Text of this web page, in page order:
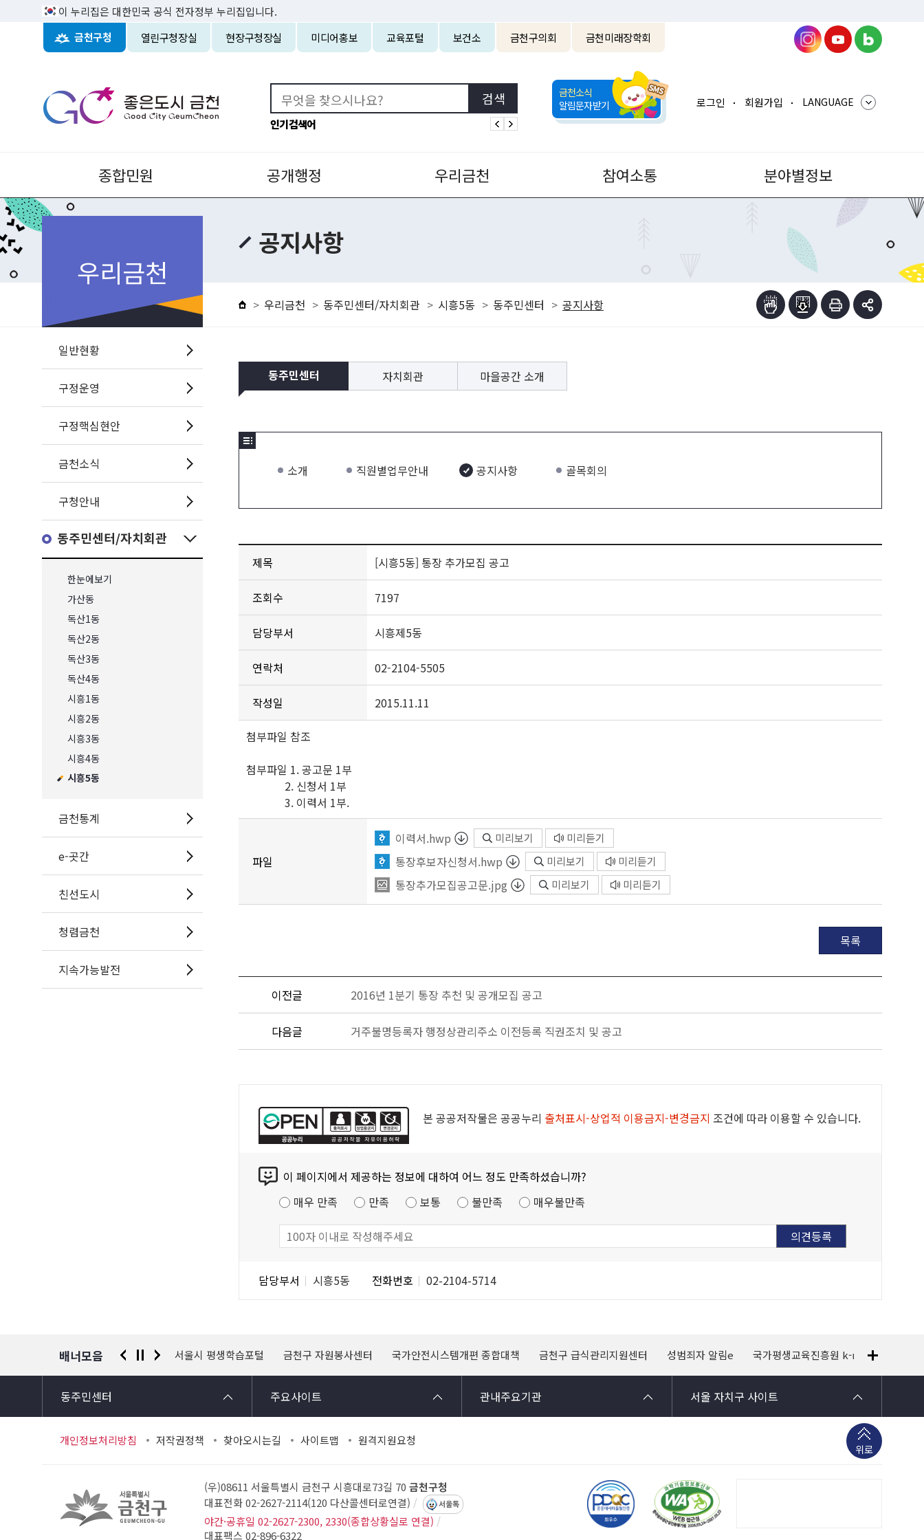
이 누리집은 대한민국 공식 전자정부 누리집입니다.
금천구청 열린구청장실 현장구청장실 미디어홍보 교육포털 보건소 금천구의회 금천미래장학회
인기검색어
금천소식
알림문자받기
로그인 회원가입 LANGUAGE
종합민원 공개행정 우리금천 참여소통 분야별정보
우리금천
일반현황
구정운영
구정핵심현안
금천소식
구청안내
동주민센터/자치회관
한눈에보기
가산동
독산1동
독산2동
독산3동
독산4동
시흥1동
시흥2동
시흥3동
시흥4동
시흥5동
금천통계
e-곳간
친선도시
청렴금천
지속가능발전
공지사항
우리금천 동주민센터/자치회관 시흥5동 동주민센터 공지사항
동주민센터 자치회관 마을공간 소개
소개 직원별업무안내 공지사항 골목회의
제목 [시흥5동] 통장 추가모집 공고
조회수 7197
담당부서 시흥제5동
연락처 02-2104-5505
작성일 2015.11.11
첨부파일 참조
첨부파일 1. 공고문 1부
2. 신청서 1부
3. 이력서 1부.
파일
이력서.hwp 미리보기 미리듣기
통장후보자신청서.hwp 미리보기 미리듣기
통장추가모집공고문.jpg 미리보기 미리듣기
목록
이전글 2016년 1분기 통장 추천 및 공개모집 공고
다음글 거주불명등록자 행정상관리주소 이전등록 직권조치 및 공고
본 공공저작물은 공공누리 출처표시-상업적 이용금지-변경금지 조건에 따라 이용할 수 있습니다.
이 페이지에서 제공하는 정보에 대하여 어느 정도 만족하셨습니까?
매우 만족
만족 보통 불만족 매우불만족
담당부서 시흥5동 전화번호 02-2104-5714
배너모음
경찰청 유실물 통합포털 서울시 평생학습포털 금천구 자원봉사센터 국가안전시스템개편 종합대책 금천구 급식관리지원센터 성범죄자 알림e 국가평생교육진흥원 k-mooc
동주민센터 주요사이트 관내주요기관 서울 자치구 사이트
개인정보처리방침 저작권정책 찾아오시는길 사이트맵 원격지원요청
위로
(우)08611 서울특별시 금천구 시흥대로73길 70 금천구청
대표전화 02-2627-2114(120 다산콜센터로연결) 서울톡
야간·공휴일 02-2627-2300, 2330(종합상황실로 연결)
대표팩스 02-896-6322